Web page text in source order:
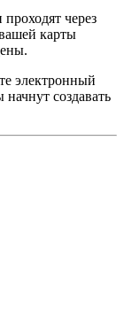
через
карты
электронный
создавать